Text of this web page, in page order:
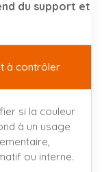
du support et
à contrôler
si la couleur
à un usage
ou interne.